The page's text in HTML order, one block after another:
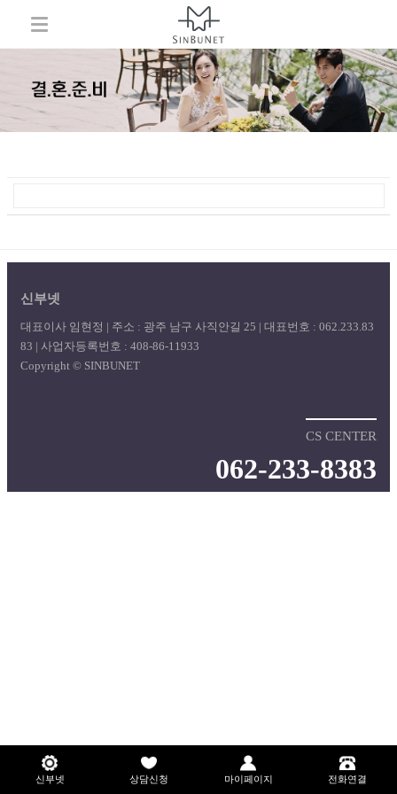
신부넷
대표이사 임현정 | 주소 : 광주 남구 사직안길 25 | 대표번호 : 062.233.83
83 | 사업자등록번호 : 408-86-11933
Copyright © SINBUNET
CS CENTER
062-233-8383
신부넷 상담신청 마이페이지 전화연결